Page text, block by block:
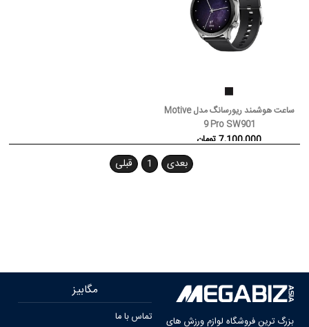
ساعت هوشمند ریورسانگ مدل Motive
9 Pro SW901
7,100,000 تومان
قبلی 1 بعدی
بزرگ ترین فروشگاه لوازم ورزش های
مگابیز
تماس با ما